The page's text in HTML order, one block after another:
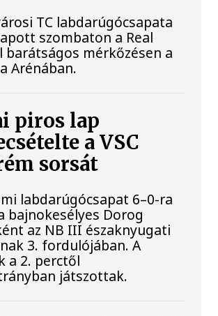
TC labdarúgócsapata
szombaton a Real
barátságos mérkőzésen a
Arénában.
piros lap
a VSC
sorsát
labdarúgócsapat 6–0-ra
bajnokesélyes Dorog
az NB III északnyugati
3. fordulójában. A
a 2. perctől
játszottak.